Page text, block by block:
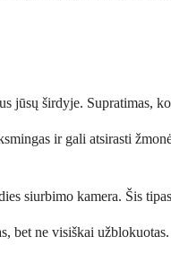
širdyje. Supratimas,
ir gali atsirasti
kamera. Šis
ne visiškai